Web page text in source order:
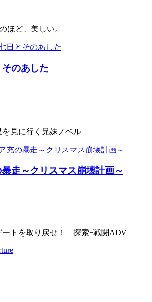
ほど、美しい。
のあした
を見に行く兄妹ノベル
走～クリスマス崩壊計画～
ートを取り戻せ！ 探索+戦闘ADV